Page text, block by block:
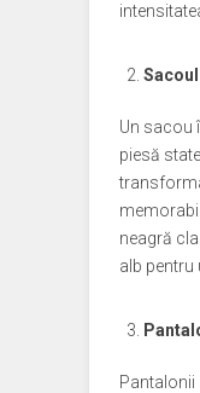
Un sacou
piesă
neagră
alb pentru
Pantalonii